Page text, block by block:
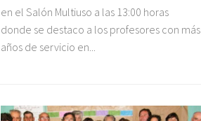
en el Salón Multiuso a las 13:00 horas
donde se destaco a los profesores con más
años de servicio en...